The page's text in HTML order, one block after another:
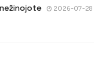
2026-07-28